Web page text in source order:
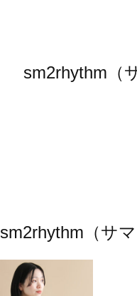
sm2rhythm（
sm2rhythm（サ